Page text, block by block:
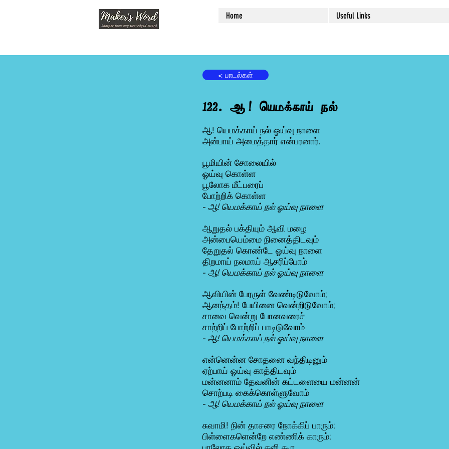
Home Useful Links
< பாடல்கள்
122. ஆ! யெமக்காய் நல்
ஆ! யெமக்காய் நல் ஓய்வு நாளை
அன்பாய் அமைத்தார் என்பரனார்.
பூமியின் சோலையில்
ஓய்வு கொள்ள
பூலோக மீட்பரைப்
போற்றிக் கொள்ள
- ஆ! யெமக்காய் நல் ஓய்வு நாளை
ஆறுதல் பக்தியும் ஆவி மழை
அன்பையெம்மை நினைத்திடவும்
தேறுதல் கொண்டே ஓய்வு நாளை
திறமாய் நலமாய் ஆசரிப்போம்
- ஆ! யெமக்காய் நல் ஓய்வு நாளை
ஆவியின் பேரருள் வேண்டிடுவோம்;
ஆனந்தம்! பேயினை வென்றிடுவோம்;
சாவை வென்று போனவரைச்
சாற்றிப் போற்றிப் பாடிடுவோம்
- ஆ! யெமக்காய் நல் ஓய்வு நாளை
என்னென்ன சோதனை வந்திடினும்
ஏற்பாய் ஓய்வு காத்திடவும்
மன்னனாம் தேவனின் கட்டளையை மன்னன்
சொற்படி கைக்கொள்ளுவோம்
- ஆ! யெமக்காய் நல் ஓய்வு நாளை
சுவாமி! நின் தாசரை நோக்கிப் பாரும்;
பிள்ளைகளென்றே எண்ணிக் காரும்;